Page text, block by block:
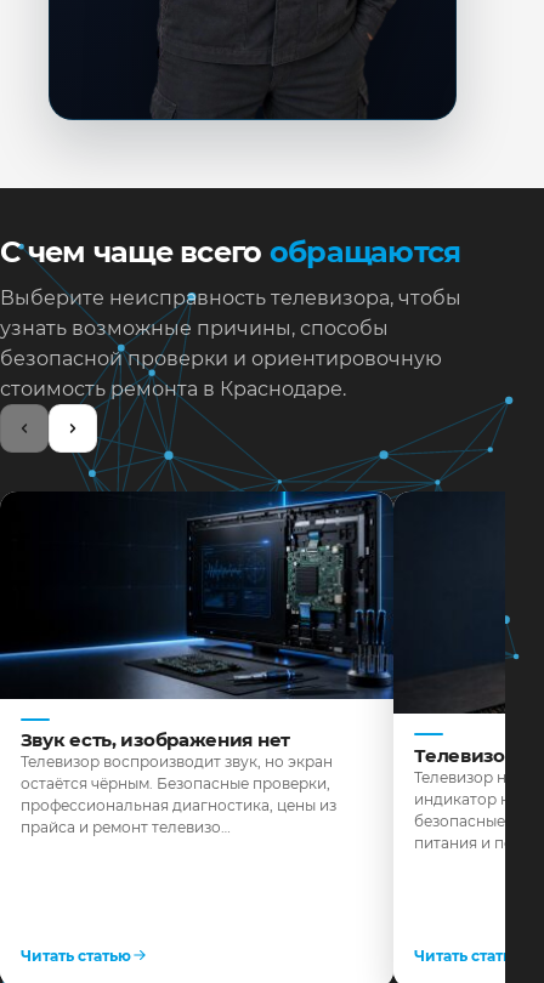
С чем чаще всего обращаются
Выберите неисправность телевизора, чтобы
узнать возможные причины, способы
безопасной проверки и ориентировочную
стоимость ремонта в Краснодаре.
Звук есть, изображения нет
Телевизор воспроизводит звук, но экран
остаётся чёрным. Безопасные проверки,
профессиональная диагностика, цены из
прайса и ремонт телевизо…
Читать статью
Телевизор
Телевизор не
индикатор не
безопасные
питания и
Читать статью